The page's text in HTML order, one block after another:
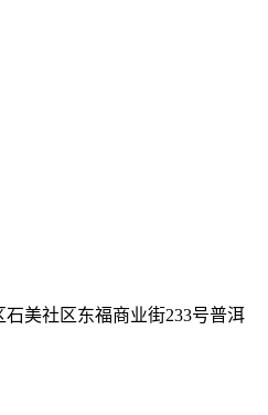
美社区东福商业街233号普洱